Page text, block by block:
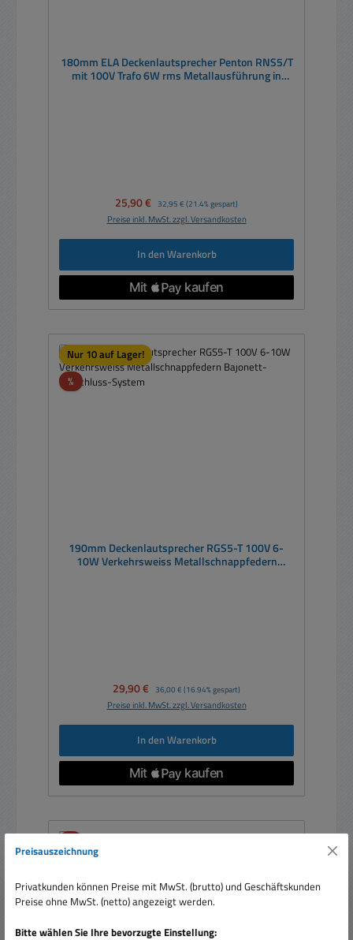
180mm ELA Deckenlautsprecher Penton RNS5/T
mit 100V Trafo 6W rms Metallausführung in
Verkaufspreis:
25,90 € Regulärer Preis:
32,95 € (21.4% gespart)
Preise inkl. MwSt. zzgl. Versandkosten
In den Warenkorb
Nur 10 auf Lager!
%Rabatt
190mm Deckenlautsprecher RGS5-T 100V 6-
10W Verkehrsweiss Metallschnappfedern
Verkaufspreis:
29,90 € Regulärer Preis:
36,00 € (16.94% gespart)
Preise inkl. MwSt. zzgl. Versandkosten
In den Warenkorb
Preisauszeichnung
Privatkunden können Preise mit MwSt. (brutto) und Geschäftskunden
Preise ohne MwSt. (netto) angezeigt werden.
Bitte wählen Sie Ihre bevorzugte Einstellung: